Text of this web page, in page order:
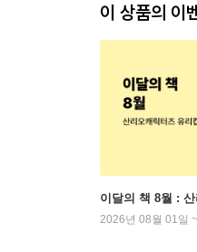
이 상품의 이
이달의 책 8월 :
2026년 08월 01일